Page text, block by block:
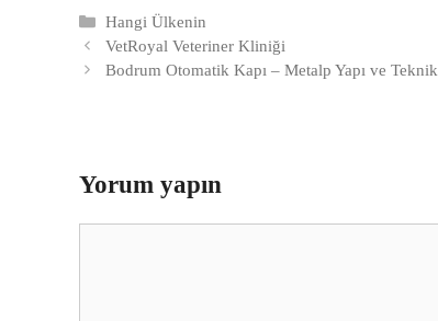
Kategoriler
Hangi Ülkenin
VetRoyal Veteriner Kliniği
Bodrum Otomatik Kapı – Metalp Yapı ve Teknik
Yorum yapın